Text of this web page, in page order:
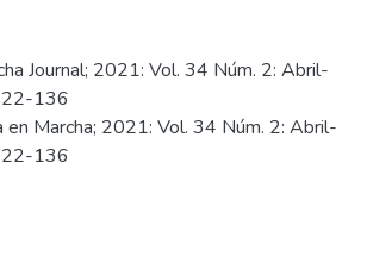
Journal; 2021: Vol. 34 Núm. 2: Abril-
136
en Marcha; 2021: Vol. 34 Núm. 2: Abril-
136